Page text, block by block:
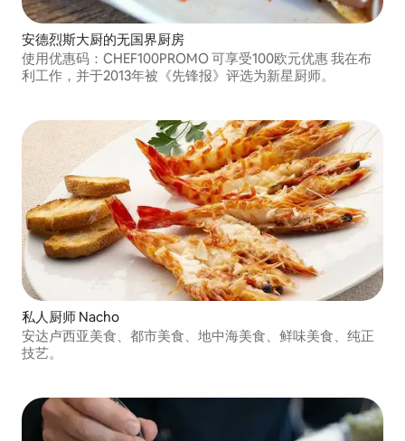
安德烈斯大厨的无国界厨房
使用优惠码：CHEF100PROMO 可享受100欧元优惠 我在布
利工作，并于2013年被《先锋报》评选为新星厨师。
私人厨师 Nacho
安达卢西亚美食、都市美食、地中海美食、鲜味美食、纯正
技艺。